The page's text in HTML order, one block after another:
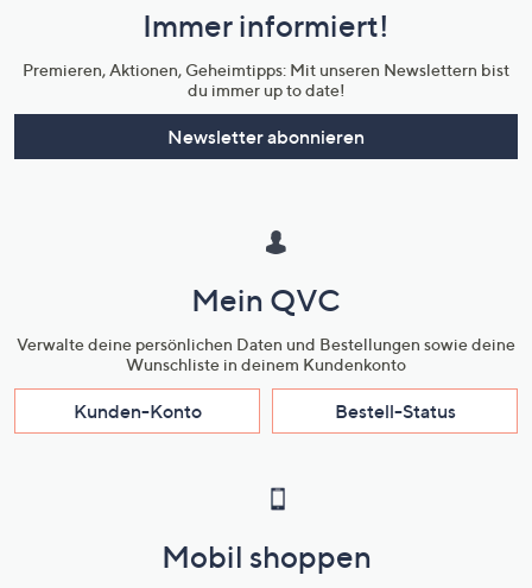
Unternehmensinformationen
Immer informiert!
Premieren, Aktionen, Geheimtipps: Mit unseren Newslettern bist
du immer up to date!
Newsletter abonnieren
Mein QVC
Verwalte deine persönlichen Daten und Bestellungen sowie deine
Wunschliste in deinem Kundenkonto
Kunden-Konto Bestell-Status
Mobil shoppen